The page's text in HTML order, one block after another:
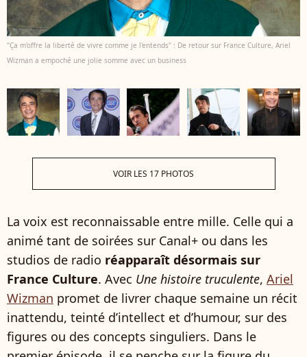
"Ça m'offre la liberté de vivre comme je l'entends" : De retour sur France Culture, Ariel
Wizman a empoché une jolie somme avec un business
VOIR LES 17 PHOTOS
La voix est reconnaissable entre mille. Celle qui a
animé tant de soirées sur Canal+ ou dans les
studios de radio réapparaît désormais sur
France Culture. Avec Une histoire truculente, Ariel
Wizman promet de livrer chaque semaine un récit
inattendu, teinté d’intellect et d’humour, sur des
figures ou des concepts singuliers. Dans le